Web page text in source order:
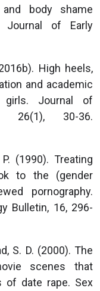
and body shame
Journal of Early
High heels,
and academic
girls. Journal of
26(1), 30-36.
(1990). Treating
to the (gender
pornography.
Bulletin, 16, 296-
S. D. (2000). The
scenes that
of date rape. Sex